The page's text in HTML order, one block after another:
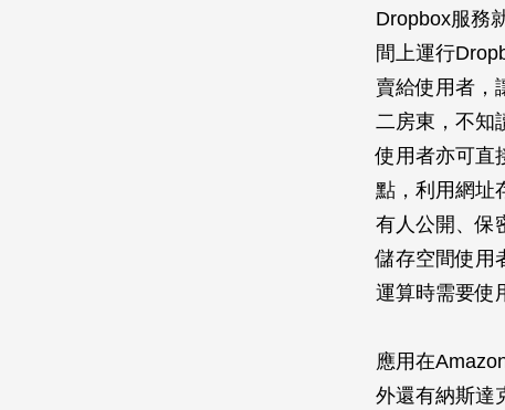
Dropbox服務
間上運行
賣給使用者，
二房東，不知
使用者亦可直
點，利用網址
有人公開、保
儲存空間使用
運算時需要使
應用在
外還有納斯達